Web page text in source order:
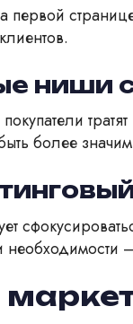
ниши
более